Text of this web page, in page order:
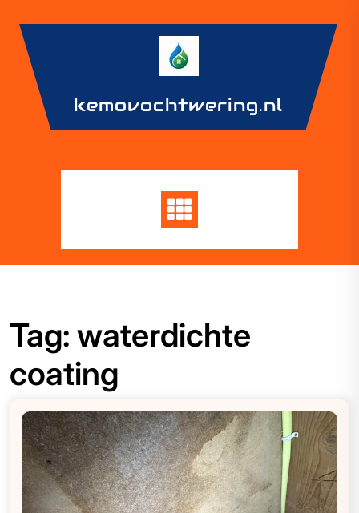
content
kemovochtwering.nl
Tag: waterdichte
coating